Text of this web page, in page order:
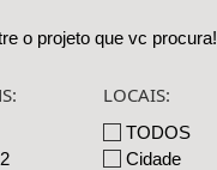
o projeto que vc procura!
LOCAIS:
TODOS
Cidade